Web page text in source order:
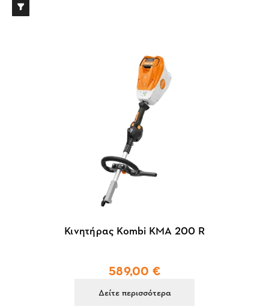
Κινητήρας Kombi KMA 200 R
589,00 €
Δείτε περισσότερα